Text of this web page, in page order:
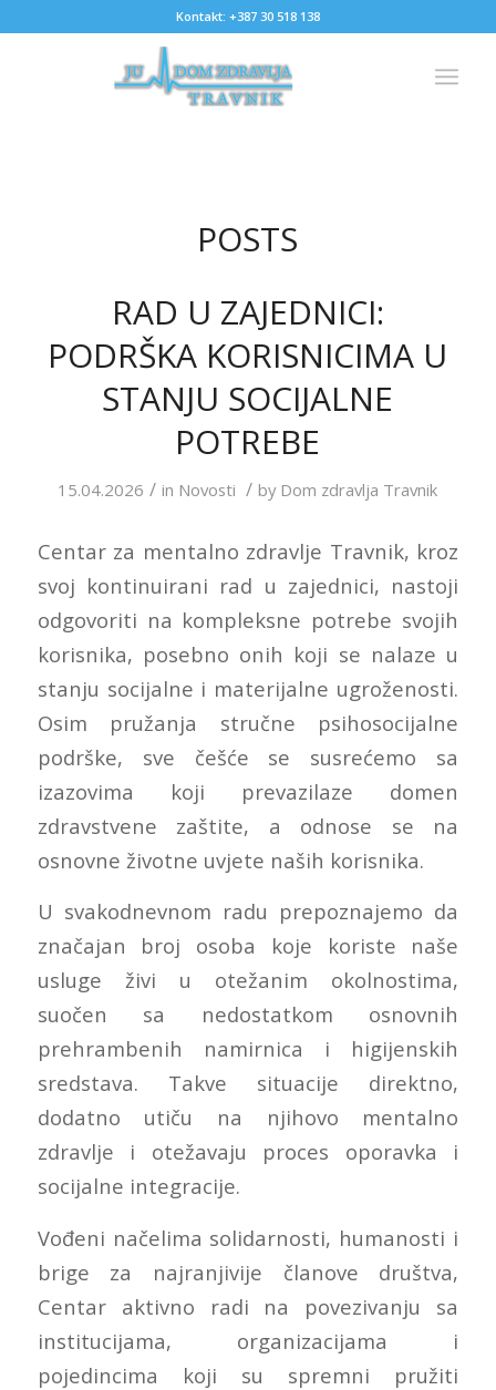
Kontakt: +387 30 518 138
POSTS
RAD U ZAJEDNICI:
PODRŠKA KORISNICIMA U
STANJU SOCIJALNE
POTREBE
15.04.2026 / in Novosti / by Dom zdravlja Travnik
Centar za mentalno zdravlje Travnik, kroz
svoj kontinuirani rad u zajednici, nastoji
odgovoriti na kompleksne potrebe svojih
korisnika, posebno onih koji se nalaze u
stanju socijalne i materijalne ugroženosti.
Osim pružanja stručne psihosocijalne
podrške, sve češće se susrećemo sa
izazovima koji prevazilaze domen
zdravstvene zaštite, a odnose se na
osnovne životne uvjete naših korisnika.
U svakodnevnom radu prepoznajemo da
značajan broj osoba koje koriste naše
usluge živi u otežanim okolnostima,
suočen sa nedostatkom osnovnih
prehrambenih namirnica i higijenskih
sredstava. Takve situacije direktno,
dodatno utiču na njihovo mentalno
zdravlje i otežavaju proces oporavka i
socijalne integracije.
Vođeni načelima solidarnosti, humanosti i
brige za najranjivije članove društva,
Centar aktivno radi na povezivanju sa
institucijama, organizacijama i
pojedincima koji su spremni pružiti